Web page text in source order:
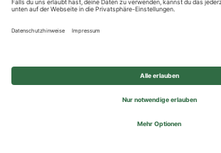
© 2026 REWE Group - All rights